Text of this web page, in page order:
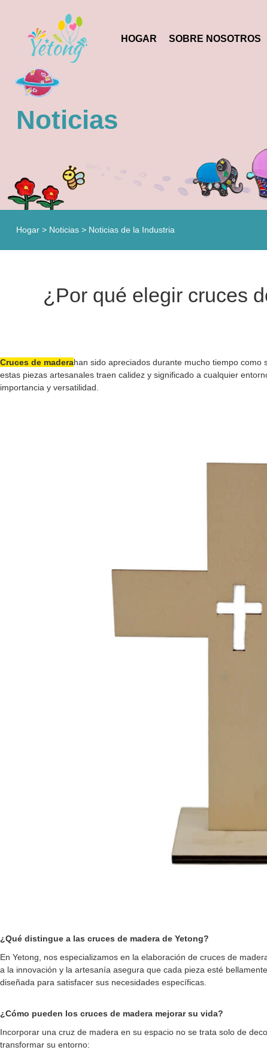
HOGAR SOBRE NOSOTROS
Noticias
Hogar > Noticias> Noticias de la Industria
¿Por qué elegir cruces
Cruces de maderahan sido apreciados durante mucho tiempo
estas piezas artesanales traen calidez y significado a cualquier
importancia y versatilidad.
¿Qué distingue a las cruces de madera de Yetong?
En Yetong, nos especializamos en la elaboración de cruces de
a la innovación y la artesanía asegura que cada pieza esté
diseñada para satisfacer sus necesidades específicas.
¿Cómo pueden los cruces de madera mejorar su vida?
Incorporar una cruz de madera en su espacio no se trata solo de
transformar su entorno: